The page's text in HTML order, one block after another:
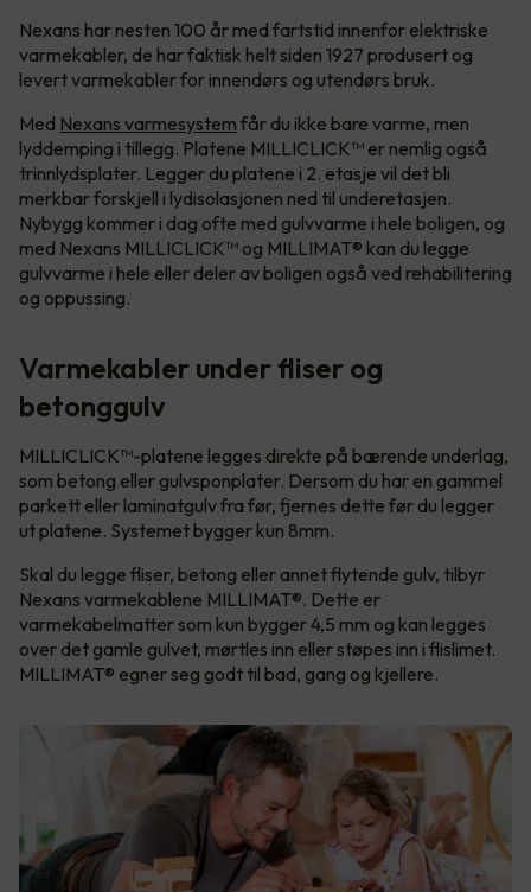
Nexans har nesten 100 år med fartstid innenfor elektriske
varmekabler, de har faktisk helt siden 1927 produsert og
levert varmekabler for innendørs og utendørs bruk.
Med Nexans varmesystem får du ikke bare varme, men
lyddemping i tillegg. Platene MILLICLICK™ er nemlig også
trinnlydsplater. Legger du platene i 2. etasje vil det bli
merkbar forskjell i lydisolasjonen ned til underetasjen.
Nybygg kommer i dag ofte med gulvvarme i hele boligen, og
med Nexans MILLICLICK™ og MILLIMAT® kan du legge
gulvvarme i hele eller deler av boligen også ved rehabilitering
og oppussing.
Varmekabler under fliser og
betonggulv
MILLICLICK™-platene legges direkte på bærende underlag,
som betong eller gulvsponplater. Dersom du har en gammel
parkett eller laminatgulv fra før, fjernes dette før du legger
ut platene. Systemet bygger kun 8mm.
Skal du legge fliser, betong eller annet flytende gulv, tilbyr
Nexans varmekablene MILLIMAT®. Dette er
varmekabelmatter som kun bygger 4,5 mm og kan legges
over det gamle gulvet, mørtles inn eller støpes inn i flislimet.
MILLIMAT® egner seg godt til bad, gang og kjellere.